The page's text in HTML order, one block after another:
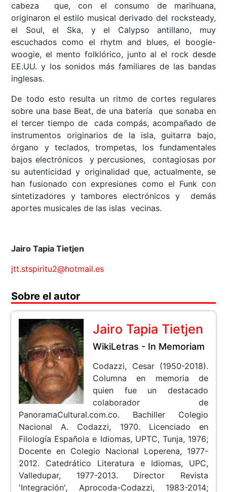
cabeza que, con el consumo de marihuana,
originaron el estilo musical derivado del rocksteady,
el Soul, el Ska, y el Calypso antillano, muy
escuchados como el rhytm and blues, el boogie-
woogie, el mento folklórico, junto al el rock desde
EE.UU. y los sonidos más familiares de las bandas
inglesas.
De todo esto resulta un ritmo de cortes regulares
sobre una base Beat, de una batería que sonaba en
el tercer tiempo de cada compás, acompañado de
instrumentos originarios de la isla, guitarra bajo,
órgano y teclados, trompetas, los fundamentales
bajos electrónicos y percusiones, contagiosas por
su autenticidad y originalidad que, actualmente, se
han fusionado con expresiones como el Funk con
sintetizadores y tambores electrónicos y demás
aportes musicales de las islas vecinas.
Jairo Tapia Tietjen
jtt.stspiritu2@hotmail.es
Sobre el autor
Jairo Tapia Tietjen
WikiLetras - In Memoriam
Codazzi, Cesar (1950-2018).
Columna en memoria de
quien fue un destacado
colaborador de
PanoramaCultural.com.co. Bachiller Colegio
Nacional A. Codazzi, 1970. Licenciado en
Filología Española e Idiomas, UPTC, Tunja, 1976;
Docente en Colegio Nacional Loperena, 1977-
2012. Catedrático Literatura e Idiomas, UPC,
Valledupar, 1977-2013. Director Revista
'Integración', Aprocoda-Codazzi, 1983-2014;